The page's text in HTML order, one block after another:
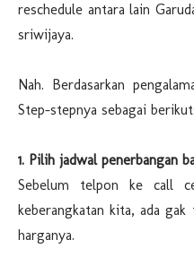
reschedule antara lain
sriwijaya.
Nah. Berdasarkan
Step-stepnya sebagai berikut:
1. Pilih jadwal penerbangan
Sebelum telpon ke call
keberangkatan kita, ada
harganya.